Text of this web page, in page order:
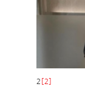
2 [2]